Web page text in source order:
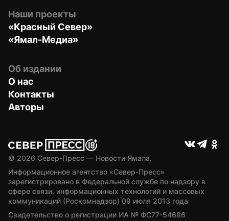
Наши проекты
«Красный Север»
«Ямал-Медиа»
Об издании
О нас
Контакты
Авторы
© 2026 Север-Пресс — Новости Ямала.
Информационное агентство «Север-Пресс»
зарегистрировано в Федеральной службе по надзору в
сфере связи, информационных технологий и массовых
коммуникаций (Роскомнадзор) 09 июля 2013 года
Свидетельство о регистрации ИА № ФС77-54686